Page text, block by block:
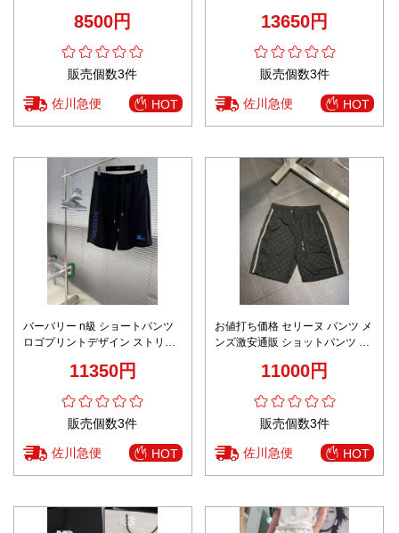
8500円
販売個数3件
佐川急便 HOT
13650円
販売個数3件
佐川急便 HOT
バーバリー n級 ショートパンツ
ロゴプリントデザイン ストリー
11350円
販売個数3件
佐川急便 HOT
お値打ち価格 セリーヌ パンツ メ
ンズ激安通販 ショットパンツ ビ
11000円
販売個数3件
佐川急便 HOT